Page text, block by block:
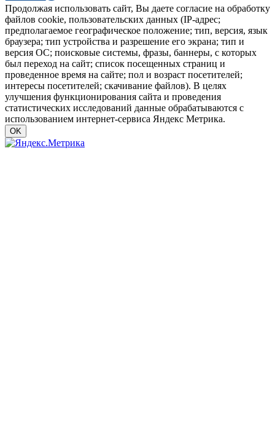
Продолжая использовать сайт, Вы даете согласие на обработку
файлов cookie, пользовательских данных (IP-адрес;
предполагаемое географическое положение; тип, версия, язык
браузера; тип устройства и разрешение его экрана; тип и
версия ОС; поисковые системы, фразы, баннеры, с которых
был переход на сайт; список посещенных страниц и
проведенное время на сайте; пол и возраст посетителей;
интересы посетителей; скачивание файлов). В целях
улучшения функционирования сайта и проведения
статистических исследований данные обрабатываются с
использованием интернет-сервиса Яндекс Метрика.
OK